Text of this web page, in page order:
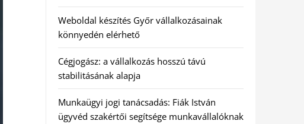
Weboldal készítés Győr vállalkozásainak
könnyedén elérhető
Cégjogász: a vállalkozás hosszú távú
stabilitásának alapja
Munkaügyi jogi tanácsadás: Fiák István
ügyvéd szakértői segítsége munkavállalóknak